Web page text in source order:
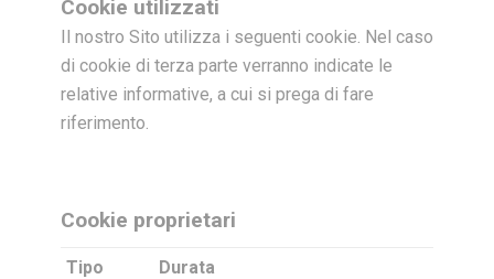
Cookie utilizzati
Il nostro Sito utilizza i seguenti cookie. Nel caso
di cookie di terza parte verranno indicate le
relative informative, a cui si prega di fare
riferimento.
Cookie proprietari
Tipo
Durata